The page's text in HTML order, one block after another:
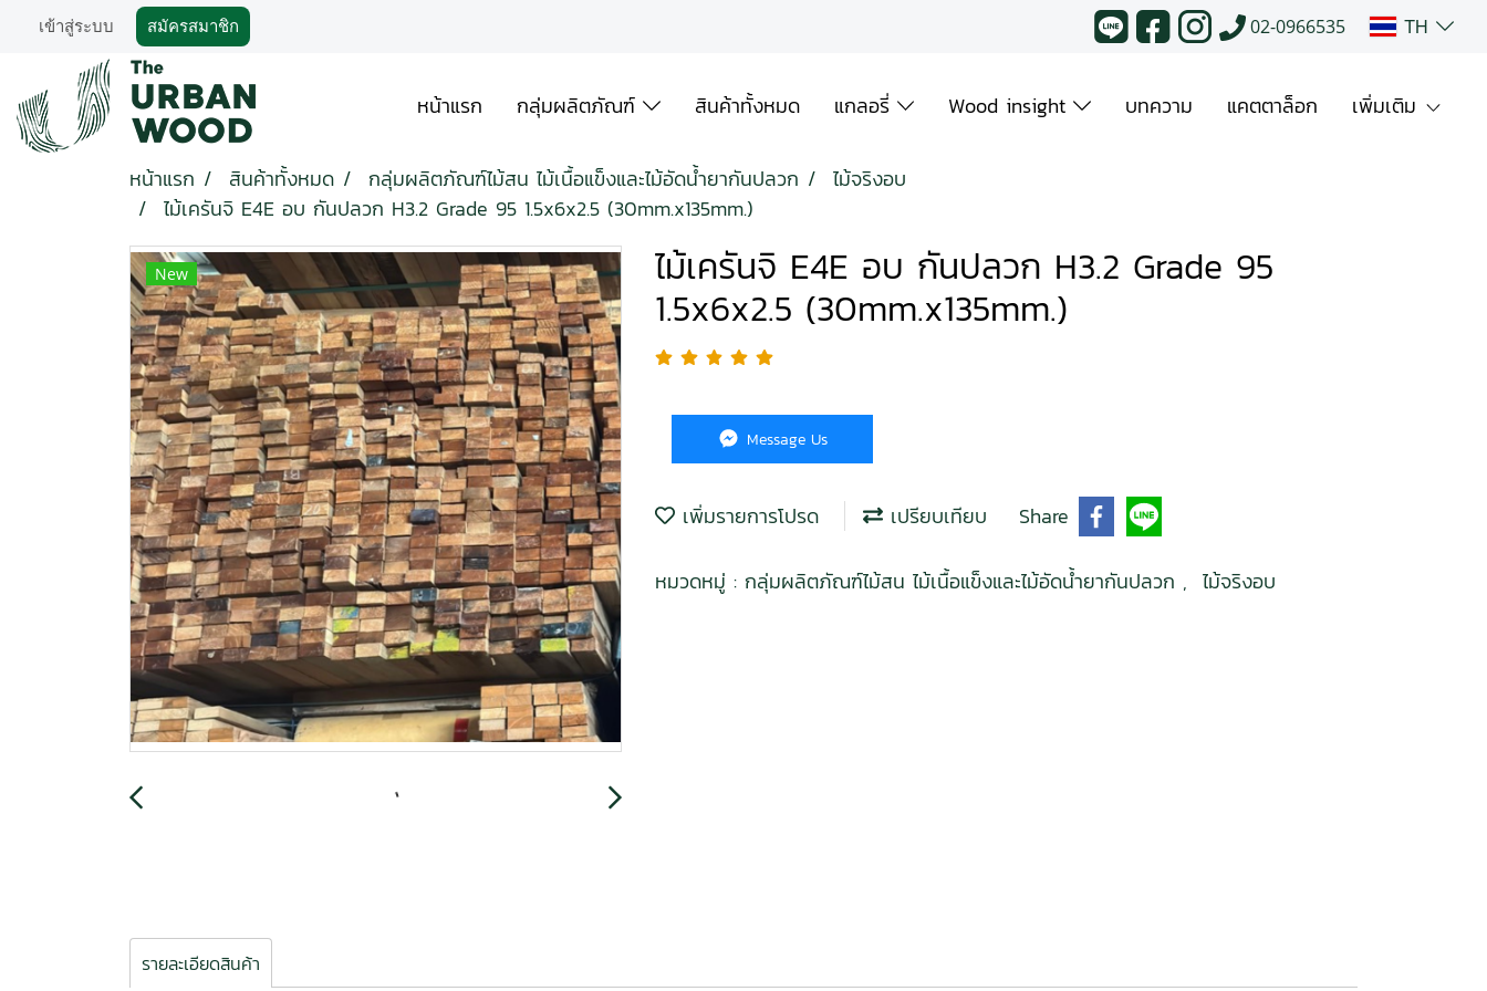
เข้าสู่ระบบ สมัครสมาชิก 02-0966535 TH
หน้าแรก กลุ่มผลิตภัณฑ์ สินค้าทั้งหมด แกลอรี่ Wood insight บทความ แคตตาล็อก เพิ่มเติม
หน้าแรก สินค้าทั้งหมด กลุ่มผลิตภัณฑ์ไม้สน ไม้เนื้อแข็งและไม้อัดน้ำยากันปลวก
ไม้จริงอบ
ไม้เครันจิ E4E อบ กันปลวก H3.2 Grade 95 1.5x6x2.5 (30mm.x135mm.)
New ไม้เครันจิ E4E อบ กันปลวก H3.2 Grade 95
1.5x6x2.5 (30mm.x135mm.)
Message Us
เพิ่มรายการโปรด เปรียบเทียบ Share
หมวดหมู่ : กลุ่มผลิตภัณฑ์ไม้สน ไม้เนื้อแข็งและไม้อัดน้ำยากันปลวก , ไม้จริงอบ
รายละเอียดสินค้า